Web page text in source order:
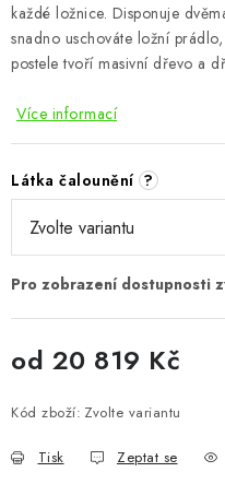
Vše o nákupu Info
Kontakty
Bonusový
každé ložnice. Disponuje
snadno uschováte ložní
postele tvoří masivní dřevo a
Více informací
Látka čalounění ?
od 20 819 Kč
Kód zboží: Zvolte variantu
Tisk Zeptat se